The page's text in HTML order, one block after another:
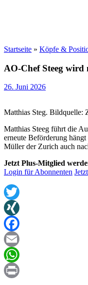
Startseite » Köpfe &
AO-Chef Steeg
26. Juni 2026
Matthias Steg. Bildquelle:
Matthias Steeg führt die
erneute Beförderung
Müller der Zurich auch
Jetzt Plus-Mitglied
Login für Abonnenten
Twitter
XING
Facebook
Email
WhatsApp